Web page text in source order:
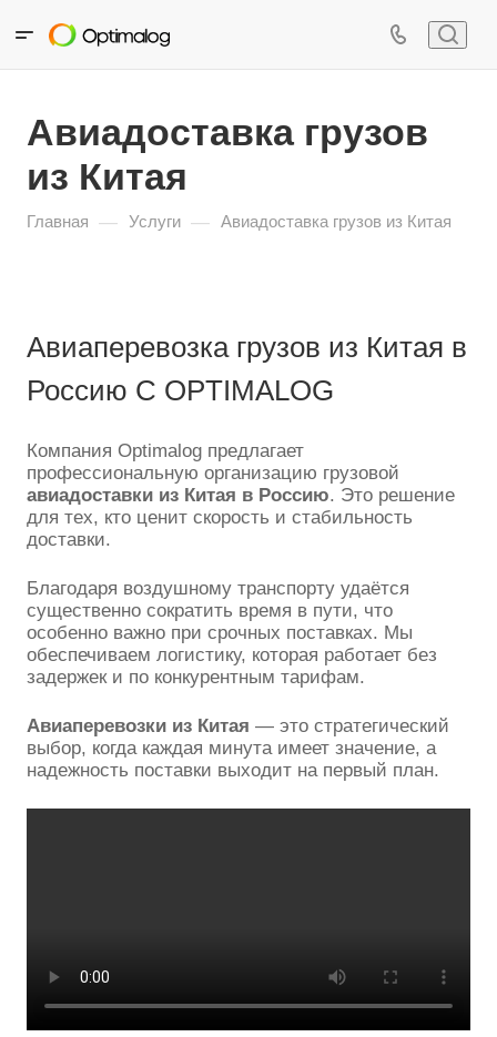
Авиадоставка грузов
из Китая
Главная — Услуги — Авиадоставка грузов из Китая
Авиаперевозка грузов из Китая в
Россию С OPTIMALOG
Компания Optimalog предлагает
профессиональную организацию грузовой
авиадоставки из Китая в Россию. Это решение
для тех, кто ценит скорость и стабильность
доставки.
Благодаря воздушному транспорту удаётся
существенно сократить время в пути, что
особенно важно при срочных поставках. Мы
обеспечиваем логистику, которая работает без
задержек и по конкурентным тарифам.
Авиаперевозки из Китая — это стратегический
выбор, когда каждая минута имеет значение, а
надежность поставки выходит на первый план.